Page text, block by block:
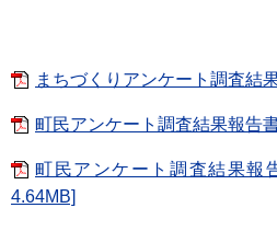
まちづくりアンケート調査結
町民アンケート調査結果報告
町民アンケート調査結果報
4.64MB]